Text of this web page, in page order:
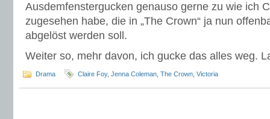
Ausdemfenstergucken genauso gerne zu wie ich
zugesehen habe, die in „The Crown“ ja nun
abgelöst werden soll.
Weiter so, mehr davon, ich gucke das alles weg.
Drama Claire Foy, Jenna Coleman The Crown Victoria